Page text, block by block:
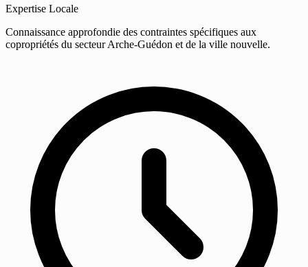
Expertise Locale
Connaissance approfondie des contraintes spécifiques aux
copropriétés du secteur Arche-Guédon et de la ville nouvelle.